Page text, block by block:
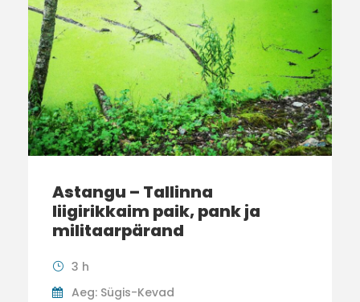
Astangu – Tallinna
liigirikkaim paik, pank ja
militaarpärand
3 h
Aeg: Sügis-Kevad